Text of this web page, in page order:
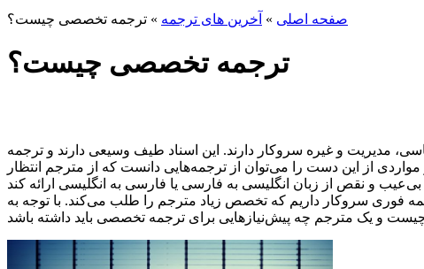
صفحه اصلی » آخرین های ترجمه » ترجمه تخصصی چیست؟
ترجمه تخصصی چیست؟
مدیریت و غیره سروکار دارند. این اسناد طیف وسیعی دارند و ترجمه
از این دست را می‌توان از ترجمه‌هایی دانست که از مترجم انتظار
فوری سروکار داریم که تخصص زیاد مترجم را طلب می‌‌کند. با توجه به